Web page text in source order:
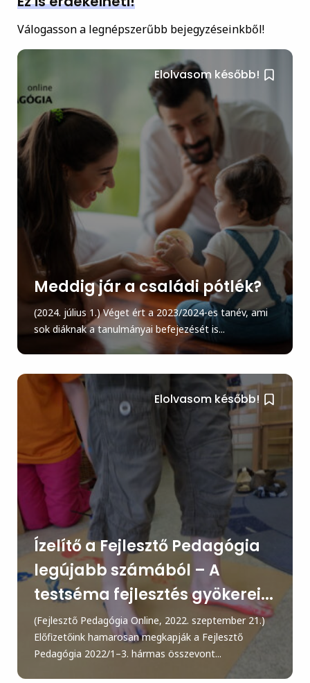
Válogasson a legnépszerűbb bejegyzéseinkből!
Elolvasom később!
Meddig jár a családi pótlék?
(2024. július 1.) Véget ért a 2023/2024-es tanév, ami
sok diáknak a tanulmányai befejezését is...
Elolvasom később!
Ízelítő a Fejlesztő Pedagógia
legújabb számából – A
testséma fejlesztés gyökerei...
(Fejlesztő Pedagógia Online, 2022. szeptember 21.)
Előfizetőink hamarosan megkapják a Fejlesztő
Pedagógia 2022/1–3. hármas összevont...